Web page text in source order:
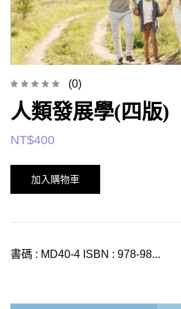
(0)
人類發展學(四版)
NT$400
加入購物車
書碼 : MD40-4 ISBN : 978-98...